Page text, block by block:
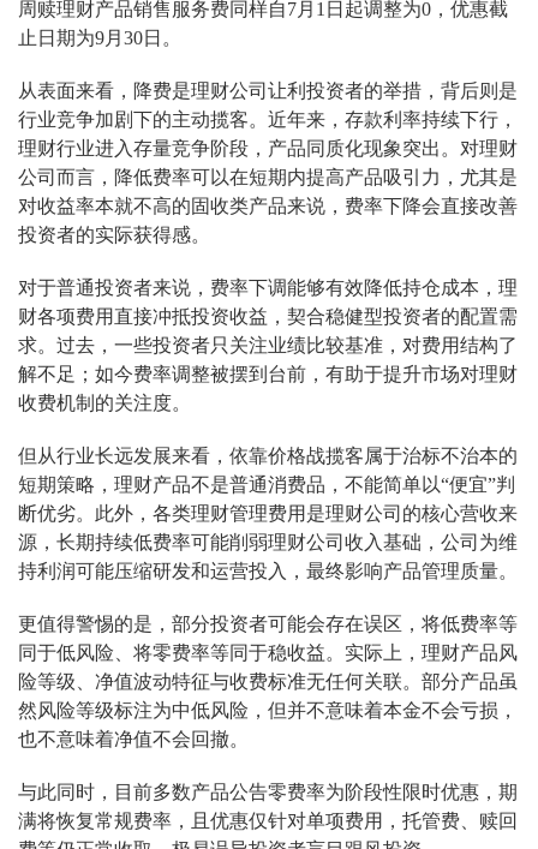
周赎理财产品销售服务费同样自7月1日起调整为0，优惠截
止日期为9月30日。
从表面来看，降费是理财公司让利投资者的举措，背后则是
行业竞争加剧下的主动揽客。近年来，存款利率持续下行，
理财行业进入存量竞争阶段，产品同质化现象突出。对理财
公司而言，降低费率可以在短期内提高产品吸引力，尤其是
对收益率本就不高的固收类产品来说，费率下降会直接改善
投资者的实际获得感。
对于普通投资者来说，费率下调能够有效降低持仓成本，理
财各项费用直接冲抵投资收益，契合稳健型投资者的配置需
求。过去，一些投资者只关注业绩比较基准，对费用结构了
解不足；如今费率调整被摆到台前，有助于提升市场对理财
收费机制的关注度。
但从行业长远发展来看，依靠价格战揽客属于治标不治本的
短期策略，理财产品不是普通消费品，不能简单以“便宜”判
断优劣。此外，各类理财管理费用是理财公司的核心营收来
源，长期持续低费率可能削弱理财公司收入基础，公司为维
持利润可能压缩研发和运营投入，最终影响产品管理质量。
更值得警惕的是，部分投资者可能会存在误区，将低费率等
同于低风险、将零费率等同于稳收益。实际上，理财产品风
险等级、净值波动特征与收费标准无任何关联。部分产品虽
然风险等级标注为中低风险，但并不意味着本金不会亏损，
也不意味着净值不会回撤。
与此同时，目前多数产品公告零费率为阶段性限时优惠，期
满将恢复常规费率，且优惠仅针对单项费用，托管费、赎回